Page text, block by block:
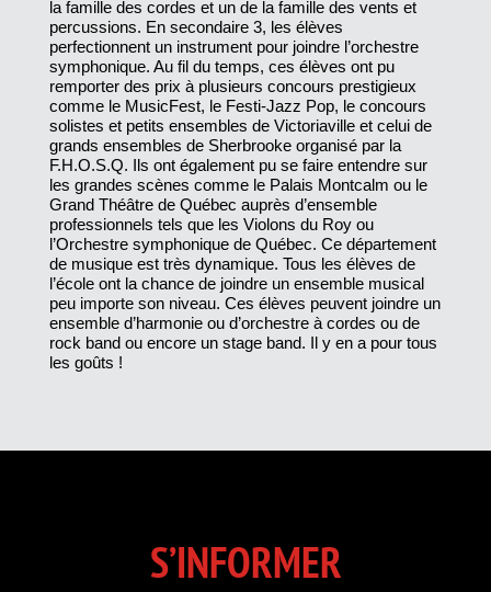
la famille des cordes et un de la famille des vents et
percussions. En secondaire 3, les élèves
perfectionnent un instrument pour joindre l’orchestre
symphonique. Au fil du temps, ces élèves ont pu
remporter des prix à plusieurs concours prestigieux
comme le MusicFest, le Festi-Jazz Pop, le concours
solistes et petits ensembles de Victoriaville et celui de
grands ensembles de Sherbrooke organisé par la
F.H.O.S.Q. Ils ont également pu se faire entendre sur
les grandes scènes comme le Palais Montcalm ou le
Grand Théâtre de Québec auprès d’ensemble
professionnels tels que les Violons du Roy ou
l’Orchestre symphonique de Québec. Ce département
de musique est très dynamique. Tous les élèves de
l’école ont la chance de joindre un ensemble musical
peu importe son niveau. Ces élèves peuvent joindre un
ensemble d’harmonie ou d’orchestre à cordes ou de
rock band ou encore un stage band. Il y en a pour tous
les goûts !
S’INFORMER